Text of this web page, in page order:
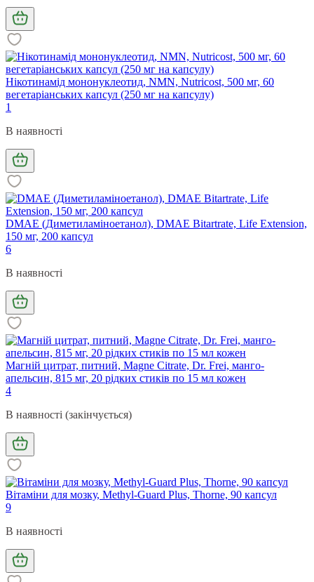
Нікотинамід мононуклеотид, NMN, Nutricost, 500 мг, 60
вегетаріанських капсул (250 мг на капсулу)
1
В наявності
DMAE (Диметиламіноетанол), DMAE Bitartrate, Life Extension,
150 мг, 200 капсул
6
В наявності
Магній цитрат, питний, Magne Citrate, Dr. Frei, манго-
апельсин, 815 мг, 20 рідких стиків по 15 мл кожен
4
В наявності (закінчується)
Вітаміни для мозку, Methyl-Guard Plus, Thorne, 90 капсул
9
В наявності